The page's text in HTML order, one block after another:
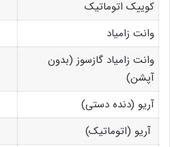
کوییک اتوماتیک
وانت زامیاد
وانت زامیاد گازسوز (بدون
آپشن)
آریو (دنده دستی)
آریو (اتوماتیک)